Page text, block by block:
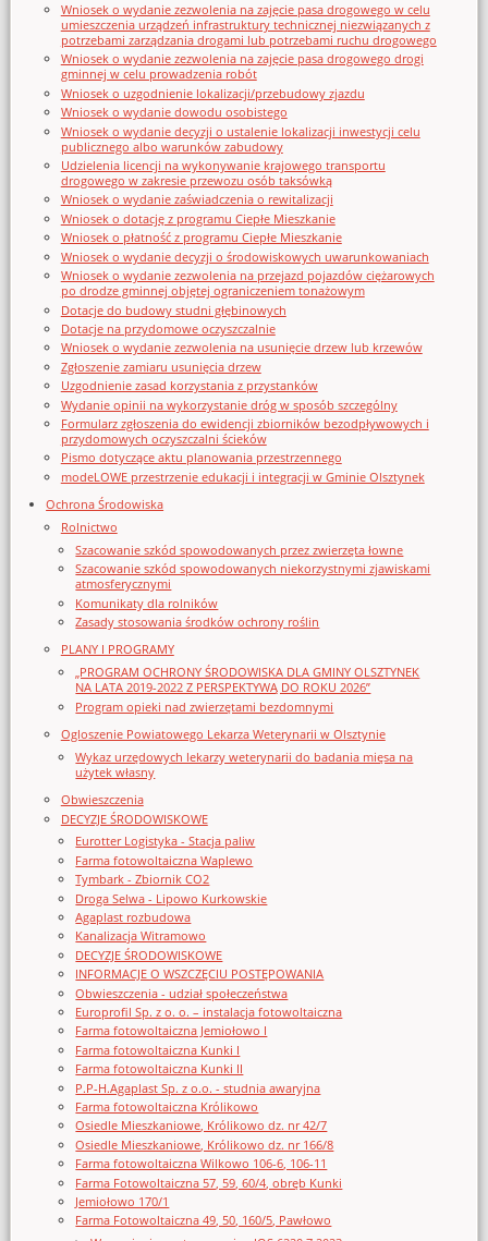
Wniosek o wydanie zezwolenia na zajęcie pasa drogowego w celu
umieszczenia urządzeń infrastruktury technicznej niezwiązanych z
potrzebami zarządzania drogami lub potrzebami ruchu drogowego
Wniosek o wydanie zezwolenia na zajęcie pasa drogowego drogi
gminnej w celu prowadzenia robót
Wniosek o uzgodnienie lokalizacji/przebudowy zjazdu
Wniosek o wydanie dowodu osobistego
Wniosek o wydanie decyzji o ustalenie lokalizacji inwestycji celu
publicznego albo warunków zabudowy
Udzielenia licencji na wykonywanie krajowego transportu
drogowego w zakresie przewozu osób taksówką
Wniosek o wydanie zaświadczenia o rewitalizacji
Wniosek o dotację z programu Ciepłe Mieszkanie
Wniosek o płatność z programu Ciepłe Mieszkanie
Wniosek o wydanie decyzji o środowiskowych uwarunkowaniach
Wniosek o wydanie zezwolenia na przejazd pojazdów ciężarowych
po drodze gminnej objętej ograniczeniem tonażowym
Dotacje do budowy studni głębinowych
Dotacje na przydomowe oczyszczalnie
Wniosek o wydanie zezwolenia na usunięcie drzew lub krzewów
Zgłoszenie zamiaru usunięcia drzew
Uzgodnienie zasad korzystania z przystanków
Wydanie opinii na wykorzystanie dróg w sposób szczególny
Formularz zgłoszenia do ewidencji zbiorników bezodpływowych i
przydomowych oczyszczalni ścieków
Pismo dotyczące aktu planowania przestrzennego
modeLOWE przestrzenie edukacji i integracji w Gminie Olsztynek
Ochrona Środowiska
Rolnictwo
Szacowanie szkód spowodowanych przez zwierzęta łowne
Szacowanie szkód spowodowanych niekorzystnymi zjawiskami
atmosferycznymi
Komunikaty dla rolników
Zasady stosowania środków ochrony roślin
PLANY I PROGRAMY
„PROGRAM OCHRONY ŚRODOWISKA DLA GMINY OLSZTYNEK
NA LATA 2019-2022 Z PERSPEKTYWĄ DO ROKU 2026”
Program opieki nad zwierzętami bezdomnymi
Ogloszenie Powiatowego Lekarza Weterynarii w Olsztynie
Wykaz urzędowych lekarzy weterynarii do badania mięsa na
użytek własny
Obwieszczenia
DECYZJE ŚRODOWISKOWE
Eurotter Logistyka - Stacja paliw
Farma fotowoltaiczna Waplewo
Tymbark - Zbiornik CO2
Droga Selwa - Lipowo Kurkowskie
Agaplast rozbudowa
Kanalizacja Witramowo
DECYZJE ŚRODOWISKOWE
INFORMACJE O WSZCZĘCIU POSTĘPOWANIA
Obwieszczenia - udział społeczeństwa
Europrofil Sp. z o. o. – instalacja fotowoltaiczna
Farma fotowoltaiczna Jemiołowo I
Farma fotowoltaiczna Kunki I
Farma fotowoltaiczna Kunki II
P.P-H.Agaplast Sp. z o.o. - studnia awaryjna
Farma fotowoltaiczna Królikowo
Osiedle Mieszkaniowe, Królikowo dz. nr 42/7
Osiedle Mieszkaniowe, Królikowo dz. nr 166/8
Farma fotowoltaiczna Wilkowo 106-6, 106-11
Farma Fotowoltaiczna 57, 59, 60/4, obręb Kunki
Jemiołowo 170/1
Farma Fotowoltaiczna 49, 50, 160/5, Pawłowo